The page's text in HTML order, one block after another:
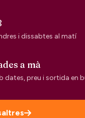
i dissabtes al matí
a mà
dates, preu i sortida en